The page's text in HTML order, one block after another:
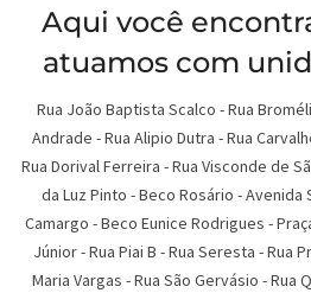
Aqui você
atuamos com
Rua João Baptista Scalco -Rua
Andrade -Rua Alipio Dutra -Rua
Rua Dorival Ferreira -Rua Visconde de
da Luz Pinto -Beco Rosário -Avenida
Camargo -Beco Eunice Rodrigues -
Júnior-Rua Piai B -Rua Seresta -Rua
Maria Vargas -Rua São Gervásio -Rua